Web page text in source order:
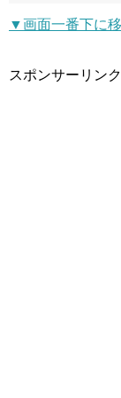
▼画面一番下に
スポンサーリンク